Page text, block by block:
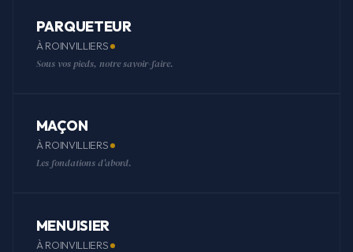
PARQUETEUR
À ROINVILLIERS
Sous vos pieds, notre savoir-faire.
MAÇON
À ROINVILLIERS
Les fondations d'abord.
MENUISIER
À ROINVILLIERS